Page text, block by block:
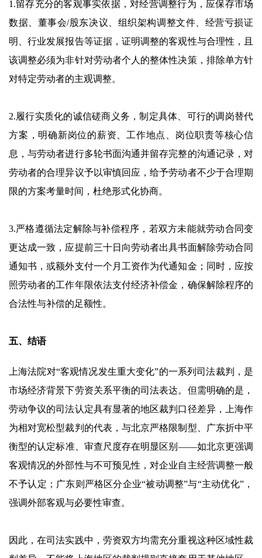
1.留存充分的客观事实依据，对经营调整行为，应保存市场
数据、董事会/股东决议、组织架构调整文件、经营亏损证
明、行业发展报告等证据，证明调整的客观性与合理性，且
该调整必须为非针对劳动者个人的整体性决策，排除单方针
对特定劳动者的主观调整。
2.履行实质化的诚信磋商义务，制定具体、可行的调岗替代
方案，明确新岗位的薪资、工作地点、岗位职责等核心信
息，与劳动者进行多轮书面沟通并留存完整的沟通记录，对
劳动者的合理异议予以审慎回应，给予劳动者不少于合理期
限的方案考量时间，杜绝形式化协商。
3.严格遵循法定解除与补偿程序，若双方未能就劳动合同变
更达成一致，应提前三十日向劳动者出具书面解除劳动合同
通知书，或额外支付一个月工资作为代通知金；同时，应按
照劳动者的工作年限依法支付经济补偿金，确保解除程序的
合法性与补偿的足额性。
五、结语
上海法院对“客观情况发生重大变化”的一系列司法裁判，是
市场经济背景下劳资关系平衡的司法表达。但需明确的是，
劳动争议的司法认定具有显著的地区裁判口径差异，上海作
为相对宽松型裁判的代表，与北京严格限制型、广东折中平
衡型的认定标准、审查尺度存在明显区别——如北京更强调
客观情况的外部性与不可预见性，对企业自主经营调整一般
不予认定；广东则严格区分企业“被动调整”与“主动优化”，
强调外部客观与必要性审查。
因此，在司法实践中，劳资双方均需充分重视这种区域性裁